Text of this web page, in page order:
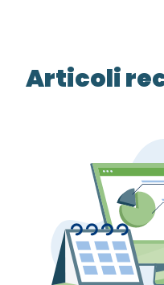
Articoli